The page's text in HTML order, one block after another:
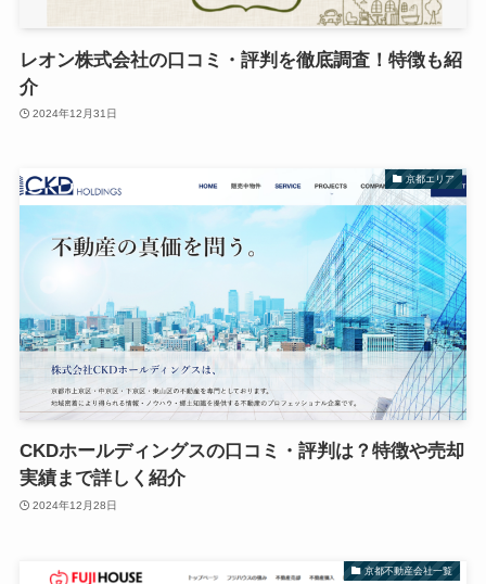
レオン株式会社の口コミ・評判を徹底調査！特徴も紹
介
2024年12月31日
京都エリア
CKDホールディングスの口コミ・評判は？特徴や売却
実績まで詳しく紹介
2024年12月28日
京都不動産会社一覧